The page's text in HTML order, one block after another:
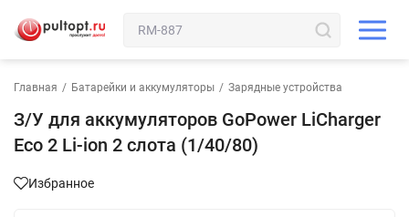
Главная / Батарейки и аккумуляторы / Зарядные устройства
З/У для аккумуляторов GoPower LiCharger
Eco 2 Li-ion 2 слота (1/40/80)
Избранное